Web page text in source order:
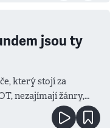
jsou ty
který stojí za
nezajímají žánry,